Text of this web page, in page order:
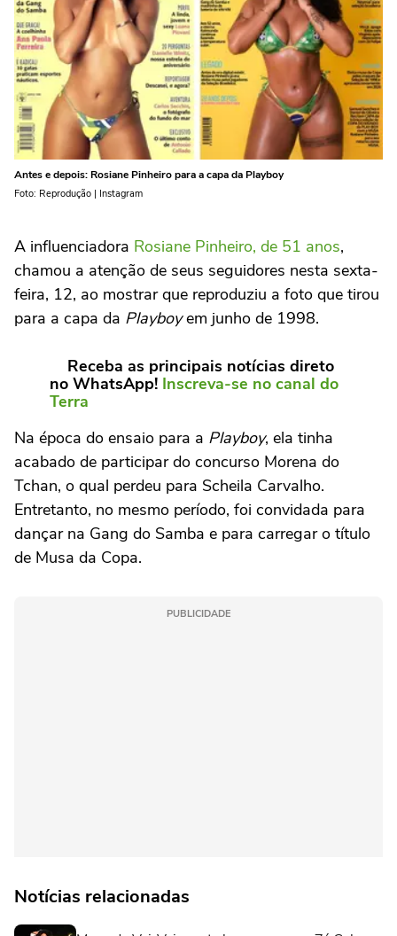
Antes e depois: Rosiane Pinheiro para a capa da Playboy
Foto: Reprodução | Instagram
A influenciadora Rosiane Pinheiro, de 51 anos,
chamou a atenção de seus seguidores nesta sexta-
feira, 12, ao mostrar que reproduziu a foto que tirou
para a capa da Playboyem junho de 1998.
Receba as principais notícias direto
no WhatsApp! Inscreva-se no canal do
Terra
Na época do ensaio para a Playboy, ela tinha
acabado de participar do concurso Morena do
Tchan, o qual perdeu para Scheila Carvalho.
Entretanto, no mesmo período, foi convidada para
dançar na Gang do Samba e para carregar o título
de Musa da Copa.
PUBLICIDADE
Notícias relacionadas